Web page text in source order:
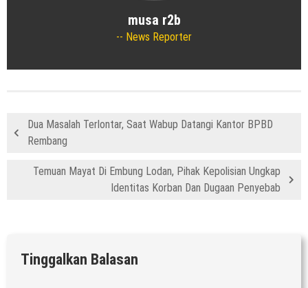
musa r2b
News Reporter
Dua Masalah Terlontar, Saat Wabup Datangi Kantor BPBD
Rembang
Temuan Mayat Di Embung Lodan, Pihak Kepolisian Ungkap
Identitas Korban Dan Dugaan Penyebab
Tinggalkan Balasan